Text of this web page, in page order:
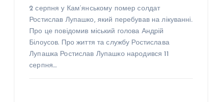
2 серпня у Кам’янському помер солдат
Ростислав Лупашко, який перебував на лікуванні.
Про це повідомив міський голова Андрій
Білоусов. Про життя та службу Ростислава
Лупашка Ростислав Лупашко народився 11
серпня…